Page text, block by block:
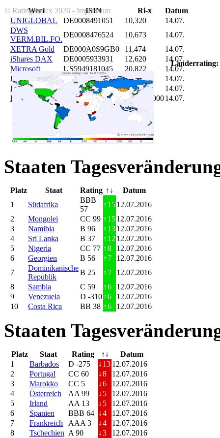
© Rating Index 2026 - Impressum
Wert ISIN Ri-x
Datum
UNIGLOBAL
DE0008491051 10,320
14.07.
DWS
VERM.BIL.FO.
DE0008476524 10,673
14.07.
XETRA Gold
DE000A0S9GB0 11,474
14.07.
iShares DAX
DE0005933931 12,620
14.07.
Microsoft
US5949181045 20,822
14.07.
DAIMLER
DE0007100000 46,047
14.07.
Brent Oil
DE000A0KRKM571,382
14.07.
Bitcoin
BITCOIN 185.899,00014.07.
Länderrating:
Staaten
Platz Staat Rating ↑↓
Datum
1
Südafrika
BBB
57
↑ 1512.07.2016
2
Mongolei CC 99 ↑ 1512.07.2016
3
Namibia B 96 ↑ 1312.07.2016
4
Sri Lanka B 37 ↑ 12 12.07.2016
5
Nigeria CC 77 ↑8
12.07.2016
6
Georgien B 56 ↑ 7
12.07.2016
7
Dominikanische
Republik
B 25 ↑ 7
12.07.2016
8
Sambia C 59 ↑6
12.07.2016
9
Venezuela D -310 ↑6
12.07.2016
10
Costa Rica BB 38 ↑6 12.07.2016
Staaten
Platz Staat Rating ↑↓
Datum
1
Barbados D -275 ↓ 13 12.07.2016
2
Portugal CC 60 ↓8
12.07.2016
3
Marokko CC 5 ↓6
12.07.2016
4
Österreich AA 99 ↓ 5
12.07.2016
5
Irland AA 13 ↓ 5
12.07.2016
6
Spanien BBB 64 ↓4
12.07.2016
7
Frankreich AAA 3 ↓4
12.07.2016
8
Tschechien A 90 ↓3
12.07.2016